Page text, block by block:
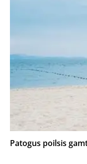
Patogus poilsis